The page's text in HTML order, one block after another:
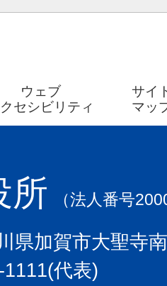
ウェブ
セシビリティ
サイ
マッ
所 （法人番号
県加賀市大聖寺
代表)